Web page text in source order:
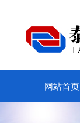
网站首页